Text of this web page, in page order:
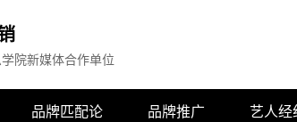
院新媒体合作单位
品牌匹配论 品牌推广 艺人经